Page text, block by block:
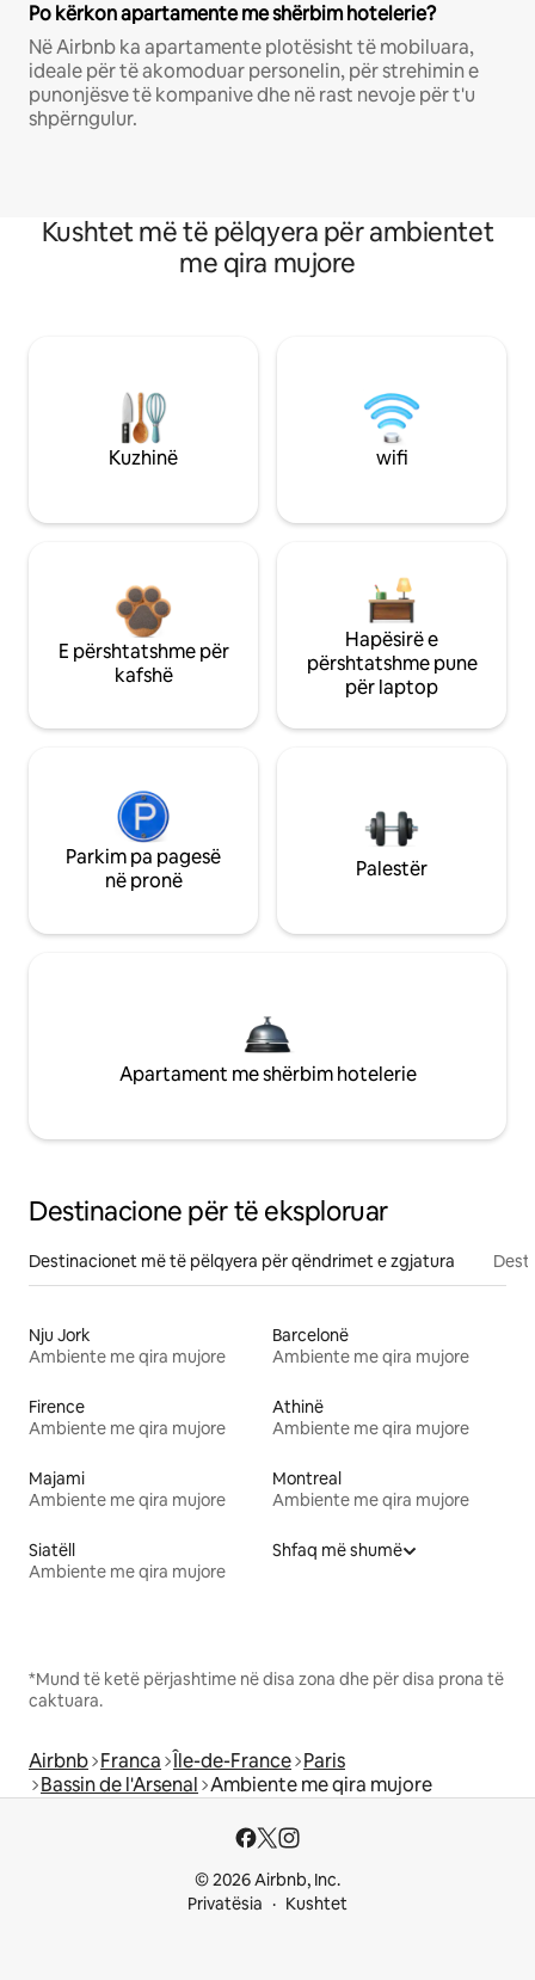
Po kërkon apartamente me shërbim hotelerie?
Në Airbnb ka apartamente plotësisht të mobiluara,
ideale për të akomoduar personelin, për strehimin e
punonjësve të kompanive dhe në rast nevoje për t'u
shpërngulur.
Kushtet më të pëlqyera për ambientet
me qira mujore
Kuzhinë wifi
E përshtatshme për
kafshë
Hapësirë e
përshtatshme pune
për laptop
Parkim pa pagesë
në pronë
Palestër
Apartament me shërbim hotelerie
Destinacione për të eksploruar
Destinacionet më të pëlqyera për qëndrimet e zgjatura
Nju Jork
Ambiente me qira mujore
Barcelonë
Ambiente me qira mujore
Firence
Ambiente me qira mujore
Athinë
Ambiente me qira mujore
Majami
Ambiente me qira mujore
Montreal
Ambiente me qira mujore
Siatëll
Ambiente me qira mujore
Shfaq më shumë
*Mund të ketë përjashtime në disa zona dhe për disa prona të
caktuara.
Airbnb Franca Île-de-France Paris
Bassin de l'Arsenal Ambiente me qira mujore
© 2026 Airbnb, Inc.
Privatësia
Kushtet